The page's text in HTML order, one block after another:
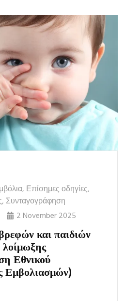
, Επίσημες οδηγίες,
, Συνταγογράφηση
2 November 2025
και παιδιών
Εθνικού
Εμβολιασμών)